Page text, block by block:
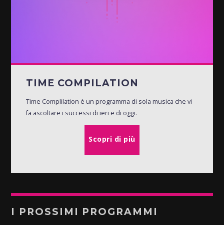
TIME COMPILATION
Time Complilation è un programma di sola musica che vi
fa ascoltare i successi di ieri e di oggi.
Scopri di più
I PROSSIMI PROGRAMMI